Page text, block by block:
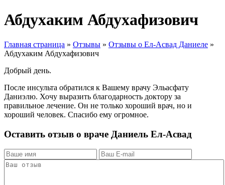
Абдухаким Абдухафизович
Главная страница » Отзывы » Отзывы о Ел-Асвад Даниеле »
Абдухаким Абдухафизович
Добрый день.
После инсульта обратился к Вашему врачу Эльасфату
Даниэлю. Хочу выразить благодарность доктору за
правильное лечение. Он не только хороший врач, но и
хороший человек. Спасибо ему огромное.
Оставить отзыв о враче Даниель Ел-Асвад